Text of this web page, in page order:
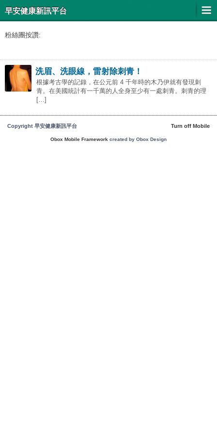
早安健康新訊平台
粉絲團按讚:
洗眉、洗眼線，雷射除刺青！
根據考古學的記錄，在公元前 4 千年時的木乃伊就有發現刺
青。在美國統計有一千萬的人全身至少有一處刺青。刺青的理
[…]
Copyright 早安健康新訊平台 Turn off Mobile
Obox Mobile Framework created by Obox Design